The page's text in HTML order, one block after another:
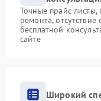
Точные прайс-листы,
ремонта,
бесплатной
сайте
Широкий